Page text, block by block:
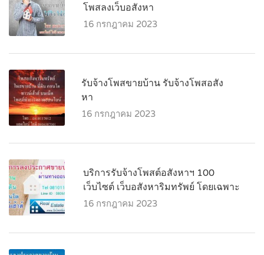
โพสลงเว็บอสังหา
16 กรกฎาคม 2023
รับจ้างโพสขายบ้าน รับจ้างโพสอสัง
หา
16 กรกฎาคม 2023
บริการรับจ้างโพสต์อสังหาฯ 100
เว็บไซต์ เว็บอสังหาริมทรัพย์ โดยเฉพาะ
16 กรกฎาคม 2023